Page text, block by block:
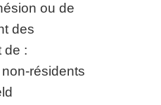
ou de
des
de :
résidents